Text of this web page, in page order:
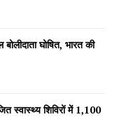
घोषित, भारत की
स्वास्थ्य शिविरों में 1,100